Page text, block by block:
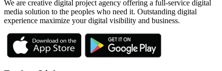
We are creative digital project agency offering a full-service digital
media solution to the peoples who need it. Outstanding digital
experience maximize your digital visibility and business.